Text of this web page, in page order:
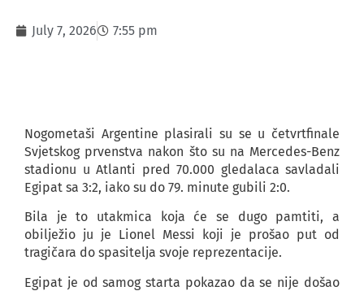
July 7, 2026 7:55 pm
Nogometaši Argentine plasirali su se u četvrtfinale
Svjetskog prvenstva nakon što su na Mercedes-Benz
stadionu u Atlanti pred 70.000 gledalaca savladali
Egipat sa 3:2, iako su do 79. minute gubili 2:0.
Bila je to utakmica koja će se dugo pamtiti, a
obilježio ju je Lionel Messi koji je prošao put od
tragičara do spasitelja svoje reprezentacije.
Egipat je od samog starta pokazao da se nije došao